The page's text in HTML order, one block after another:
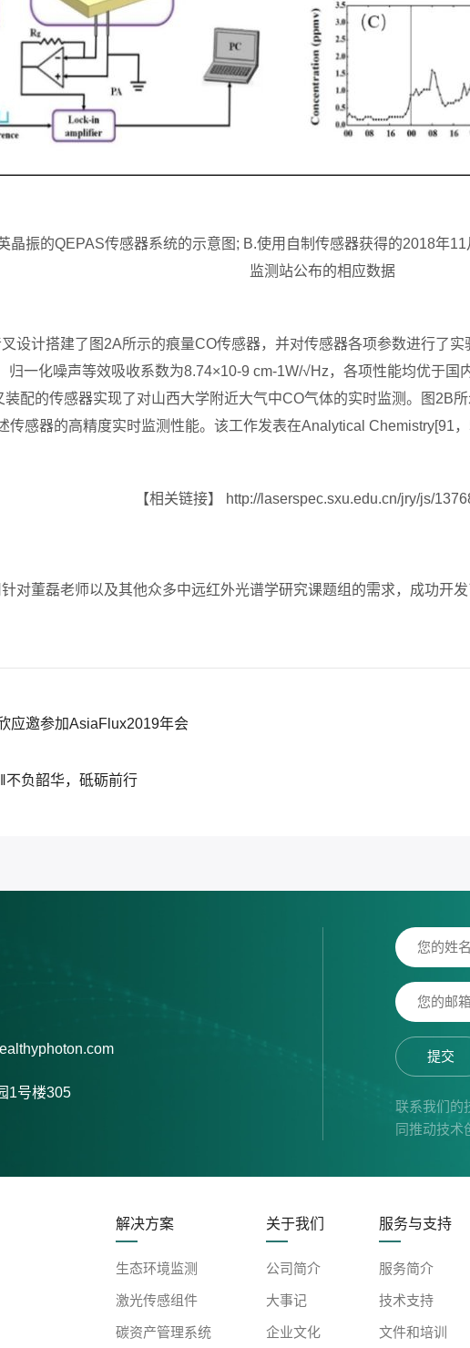
晶振的QEPAS传感器系统的示意图; B.使用自制传感器获得的2018年
监测站公布的相应数据
计搭建了图2A所示的痕量CO传感器，并对传感器各项参数进行了实
归一化噪声等效吸收系数为8.74×10-9 cm-1W/√Hz，各项性能均优于国
配的传感器实现了对山西大学附近大气中CO气体的实时监测。图2B
传感器的高精度实时监测性能。该工作发表在Analytical Chemistry[91
【相关链接】 http://laserspec.sxu.edu.cn/jry/js/
董磊老师以及其他众多中远红外光谱学研究课题组的需求，成功开发
应邀参加AsiaFlux2019年会
不负韶华，砥砺前行
1号楼305
提交
联系我们的
同推动技术
解决方案
生态环境监测
激光传感组件
碳资产管理系统
关于我们
公司简介
大事记
企业文化
服务与支持
服务简介
技术支持
文件和培训